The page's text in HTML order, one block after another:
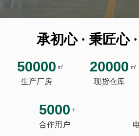
承初心 · 秉匠心
50000 ㎡
生产厂房
20000 ㎡
现货仓库
5000 +
合作用户